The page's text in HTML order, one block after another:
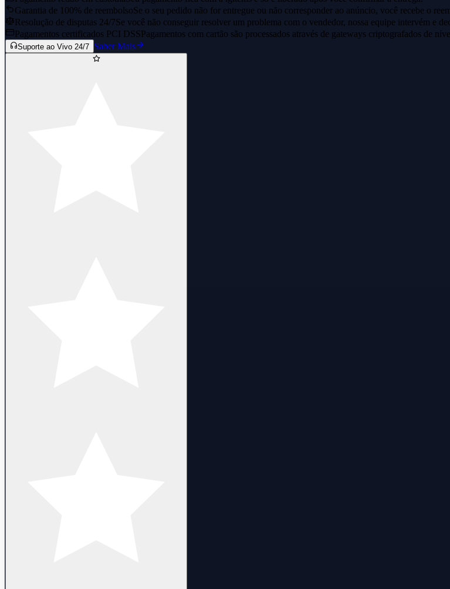
Garantia de 100% de reembolsoSe o seu pedido não for entregue ou não corresponder ao anúncio, você recebe o
Resolução de disputas 24/7Se você não conseguir resolver um problema com o vendedor, nossa equipe intervém e
Pagamentos certificados PCI DSSPagamentos com cartão são processados através de gateways criptografados de
Suporte ao Vivo 24/7 Saber Mais